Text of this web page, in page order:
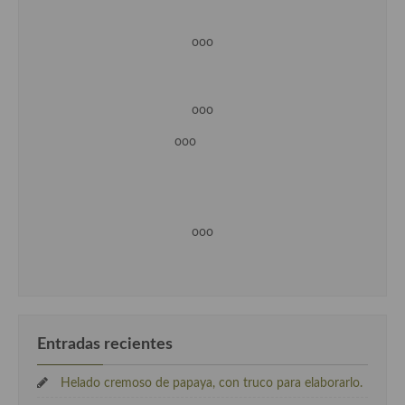
ooo
ooo
ooo
ooo
Entradas recientes
Helado cremoso de papaya, con truco para elaborarlo.